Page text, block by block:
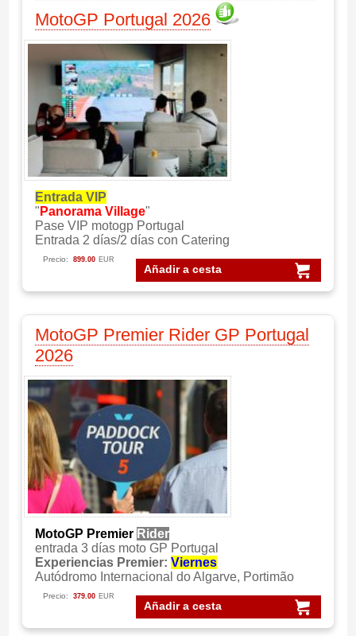
MotoGP Portugal 2026
Entrada VIP
" Panorama Village"
Pase VIP motogp Portugal
Entrada 2 días/2 días con Catering
Añadir a cesta
Precio: 899.00 EUR
MotoGP Premier Rider GP Portugal
2026
MotoGP Premier Rider
entrada 3 días moto GP Portugal
Experiencias Premier: Viernes
Autódromo Internacional do Algarve, Portimão
Añadir a cesta
Precio: 379.00 EUR